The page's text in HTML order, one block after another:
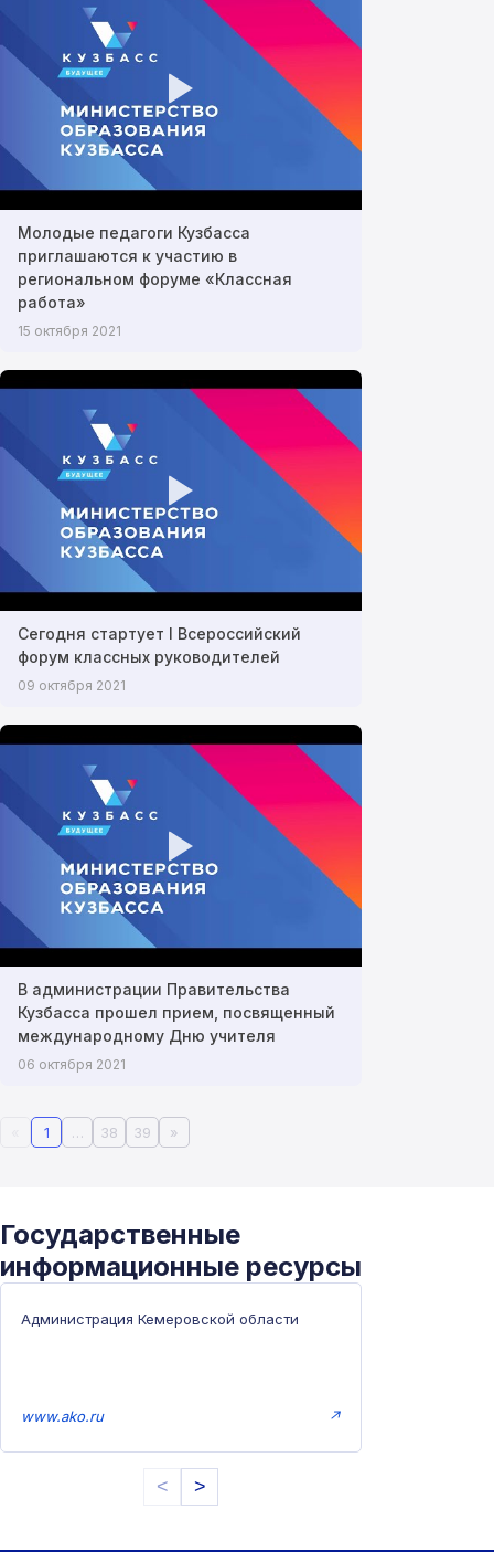
Молодые педагоги Кузбасса
приглашаются к участию в
региональном форуме «Классная
работа»
15 октября 2021
Сегодня стартует I Всероссийский
форум классных руководителей
09 октября 2021
В администрации Правительства
Кузбасса прошел прием, посвященный
международному Дню учителя
06 октября 2021
1 … 38 39 »
Государственные
информационные ресурсы
Администрация Кемеровской области
www.ako.ru ↗
< >